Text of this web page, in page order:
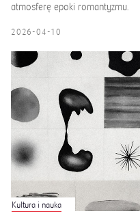
atmosferę epoki romantyzmu.
2026-04-10
Kultura i nauka